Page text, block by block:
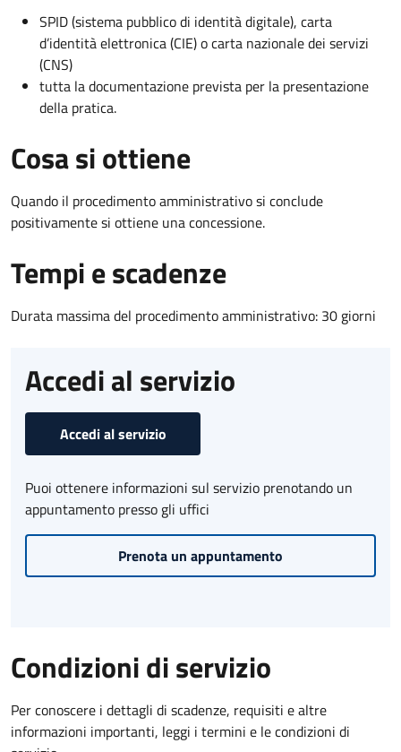
SPID (sistema pubblico di identità digitale), carta
d’identità elettronica (CIE) o carta nazionale dei servizi
(CNS)
tutta la documentazione prevista per la presentazione
della pratica.
Cosa si ottiene
Quando il procedimento amministrativo si conclude
positivamente si ottiene una concessione.
Tempi e scadenze
Durata massima del procedimento amministrativo: 30 giorni
Accedi al servizio
Accedi al servizio
Puoi ottenere informazioni sul servizio prenotando un
appuntamento presso gli uffici
Prenota un appuntamento
Condizioni di servizio
Per conoscere i dettagli di scadenze, requisiti e altre
informazioni importanti, leggi i termini e le condizioni di